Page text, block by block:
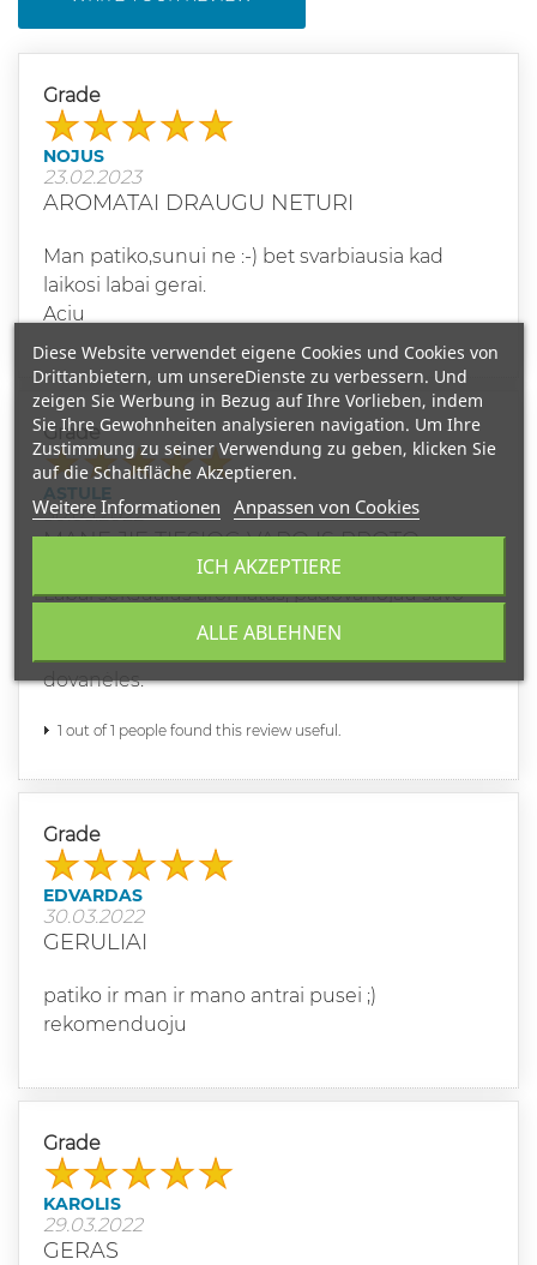
Grade
NOJUS
23.02.2023
AROMATAI DRAUGU NETURI
Man patiko,sunui ne :-) bet svarbiausia kad
laikosi labai gerai.
Aciu
Grade
ASTULE
30.03.2022
MANE JIE TIESIOG VARO IS PROTO
Labai seksualus aromatas, padovanojau savo
vyrui ir galiu pasakyti kad tai geriausi vyriški
dovanėles.
1 out of 1 people found this review useful.
Grade
EDVARDAS
30.03.2022
GERULIAI
patiko ir man ir mano antrai pusei ;)
rekomenduoju
Grade
KAROLIS
29.03.2022
GERAS
Diese Website verwendet eigene Cookies und Cookies von
Drittanbietern, um unsereDienste zu verbessern. Und
zeigen Sie Werbung in Bezug auf Ihre Vorlieben, indem
Sie Ihre Gewohnheiten analysieren navigation. Um Ihre
Zustimmung zu seiner Verwendung zu geben, klicken Sie
auf die Schaltfläche Akzeptieren.
Weitere Informationen Anpassen von Cookies
ALLE ABLEHNEN
ICH AKZEPTIERE